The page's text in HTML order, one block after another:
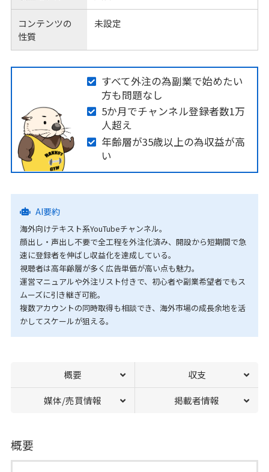
コンテンツの
性質
未設定
すべて外注の為副業で始めたい
方も問題なし
5か月でチャンネル登録者数1万
人超え
年齢層が35歳以上の為収益が高
い
AI要約
海外向けテキスト系YouTubeチャンネル。
顔出し・声出し不要で全工程を外注化済み、開設から短期間で急
速に登録者を伸ばし収益化を達成している。
視聴者は高年齢層が多く広告単価が高い点も魅力。
運営マニュアルや外注リスト付きで、初心者や副業希望者でもス
ムーズに引き継ぎ可能。
複数アカウントの同時取得も相談でき、海外市場の成長余地を活
かしてスケールが狙える。
概要 収支
媒体/売買情報 掲載者情報
概要